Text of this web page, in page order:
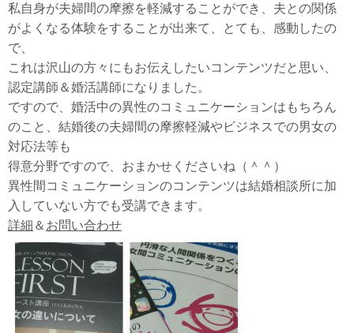
私自身が夫婦間の摩擦を軽減することができ、夫との関係
がよくなる体験をすることが出来て、とても、感動したの
で、
これは沢山の方々にもお伝えしたいコンテンツだと思い、
認定講師＆婚活講師になりました。
ですので、婚活中の異性のコミュニケーションはもちろん
のこと、結婚後の夫婦間の摩擦軽減やビジネスでの男女の
対応法等も
得意分野ですので、おまかせくださいね（＾＾）
異性間コミュニケーションのコンテンツは結婚相談所に加
入していない方でも受講できます。
詳細 ＆ お問い合わせ